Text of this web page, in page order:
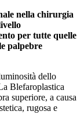
nella chirurgia
per tutte quelle
palpebre
dello
Blefaroplastica
superiore, a causa
rugosa e